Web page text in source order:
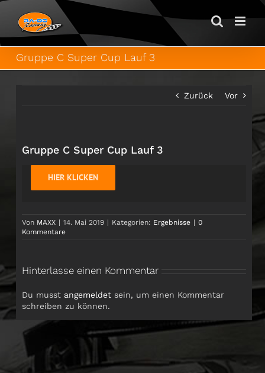
Zum
Inhalt
springen
Gruppe C Super Cup Lauf 3
Zurück Vor
Gruppe C Super Cup Lauf 3
HIER KLICKEN
Von MAXX | 14. Mai 2019 | Kategorien: Ergebnisse | 0
Kommentare
Hinterlasse einen Kommentar
Du musst angemeldet sein, um einen Kommentar
schreiben zu können.